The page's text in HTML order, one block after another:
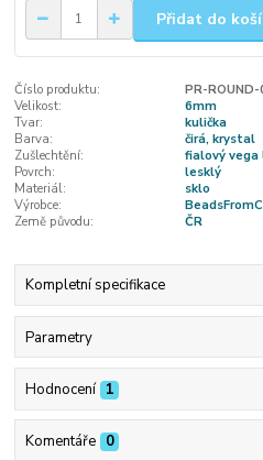
Přidat do
Číslo produktu:
PR-
Velikost:
6mm
Tvar:
kulička
Barva:
čirá, krystal
Zušlechtění:
fialový
Povrch:
lesklý
Materiál:
sklo
Výrobce:
Země původu:
ČR
Kompletní specifikace
Parametry
Hodnocení 1
Komentáře 0